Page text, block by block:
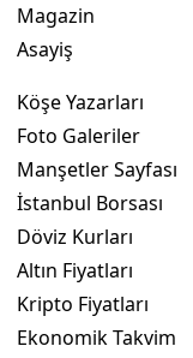
Magazin
Asayiş
Köşe Yazarları
Foto Galeriler
Manşetler Sayfası
İstanbul Borsası
Döviz Kurları
Altın Fiyatları
Kripto Fiyatları
Ekonomik Takvim